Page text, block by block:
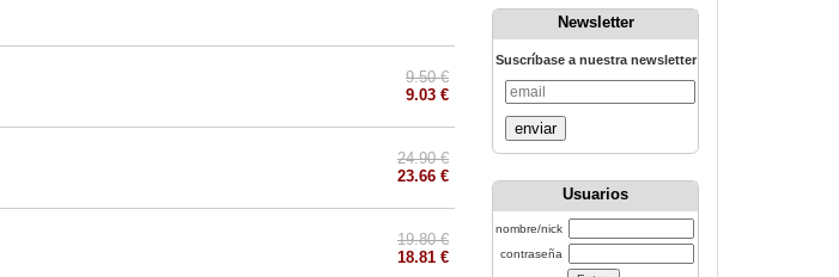
9.50 €
9.03 €
24.90 €
23.66 €
19.80 €
18.81 €
Newsletter
Suscríbase a nuestra newsletter
enviar
Usuarios
nombre/nick
contraseña